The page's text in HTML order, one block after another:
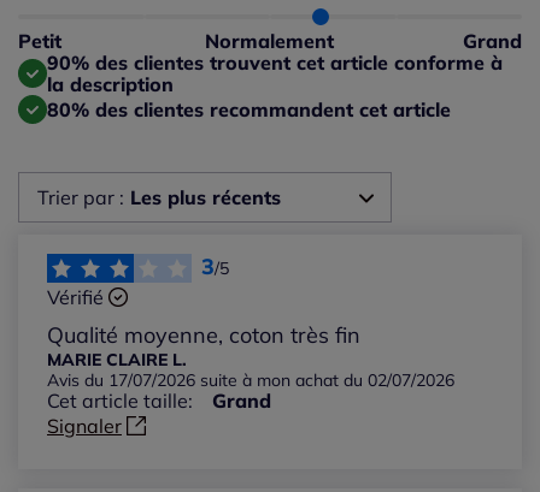
Petit Normalement Grand
Taille grand : 23%
90% des clientes trouvent cet article conforme à
la description
80% des clientes recommandent cet article
Trier par : Les plus récents
Les plus récents
Les plus anciens
Notes les plus élevées
3/5
Vérifié
Qualité moyenne, coton très fin
MARIE CLAIRE L.
Avis du 17/07/2026 suite à mon achat du 02/07/2026
Cet article taille:
Grand
Signaler